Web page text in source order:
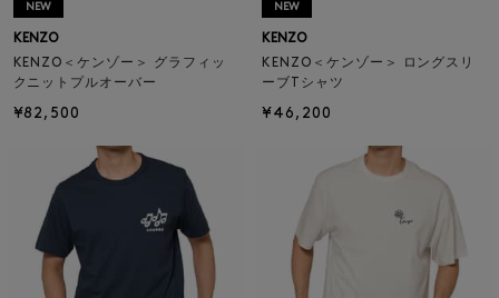
NEW
KENZO
KENZO＜ケンゾー＞ グラフィッ
クニットプルオーバー
¥82,500
NEW
KENZO
KENZO＜ケンゾー＞ ロングスリ
ーブTシャツ
¥46,200